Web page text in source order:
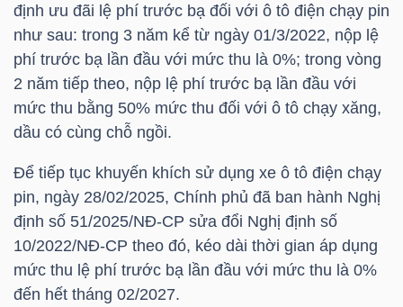
định ưu đãi lệ phí trước bạ đối với ô tô điện chạy pin
như sau: trong 3 năm kể từ ngày 01/3/2022, nộp lệ
phí trước bạ lần đầu với mức thu là 0%; trong vòng
2 năm tiếp theo, nộp lệ phí trước bạ lần đầu với
mức thu bằng 50% mức thu đối với ô tô chạy xăng,
dầu có cùng chỗ ngồi.
Để tiếp tục khuyến khích sử dụng xe ô tô điện chạy
pin, ngày 28/02/2025, Chính phủ đã ban hành Nghị
định số 51/2025/NĐ-CP sửa đổi Nghị định số
10/2022/NĐ-CP theo đó, kéo dài thời gian áp dụng
mức thu lệ phí trước bạ lần đầu với mức thu là 0%
đến hết tháng 02/2027.
VĨ
MÔ